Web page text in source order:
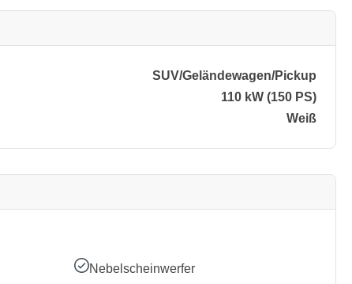
SUV/​Geländewagen/​Pickup
110 kW (150 PS)
Weiß
Nebelscheinwerfer